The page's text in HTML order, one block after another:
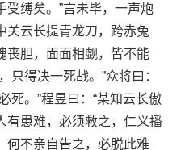
缚矣。”言未毕，一声炮
关云长提青龙刀，跨赤兔
丧胆，面面相觑，皆不能
只得决一死战。”众将曰：
死。”程昱曰：“某知云长傲
有患难，必须救之，仁义播
何不亲自告之，必脱此难